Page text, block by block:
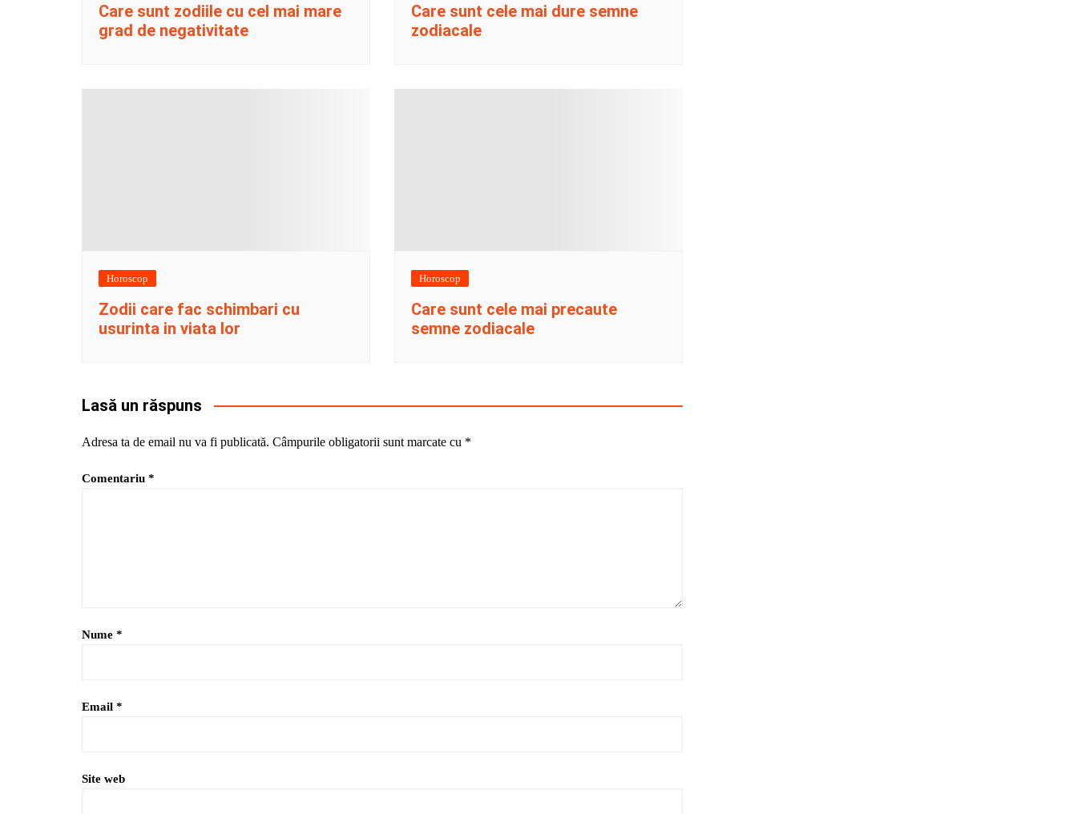
Care sunt zodiile cu cel mai mare
grad de negativitate
Care sunt cele mai dure semne
zodiacale
Horoscop
Zodii care fac schimbari cu
usurinta in viata lor
Horoscop
Care sunt cele mai precaute
semne zodiacale
Lasă un răspuns
Adresa ta de email nu va fi publicată. Câmpurile obligatorii sunt marcate cu *
Comentariu *
Nume *
Email *
Site web